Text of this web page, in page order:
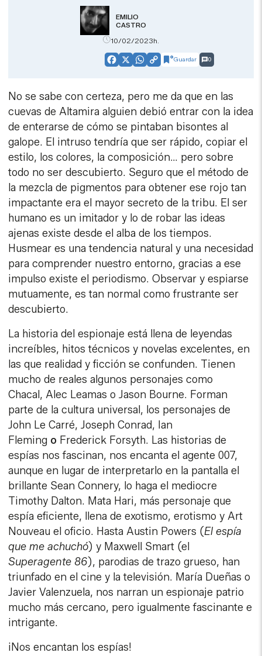
EMILIO
CASTRO
10/02/2023h.
Facebook
X WhatsApp
CopyGuardar 0
No se sabe con certeza, pero me da que en las
cuevas de Altamira alguien debió entrar con la idea
de enterarse de cómo se pintaban bisontes al
galope. El intruso tendría que ser rápido, copiar el
estilo, los colores, la composición… pero sobre
todo no ser descubierto. Seguro que el método de
la mezcla de pigmentos para obtener ese rojo tan
impactante era el mayor secreto de la tribu. El ser
humano es un imitador y lo de robar las ideas
ajenas existe desde el alba de los tiempos.
Husmear es una tendencia natural y una necesidad
para comprender nuestro entorno, gracias a ese
impulso existe el periodismo. Observar y espiarse
mutuamente, es tan normal como frustrante ser
descubierto.
La historia del espionaje está llena de leyendas
increíbles, hitos técnicos y novelas excelentes, en
las que realidad y ficción se confunden. Tienen
mucho de reales algunos personajes como
Chacal, Alec Leamas o Jason Bourne. Forman
parte de la cultura universal, los personajes de
John Le Carré, Joseph Conrad, Ian
Fleming o Frederick Forsyth. Las historias de
espías nos fascinan, nos encanta el agente 007,
aunque en lugar de interpretarlo en la pantalla el
brillante Sean Connery, lo haga el mediocre
Timothy Dalton. Mata Hari, más personaje que
espía eficiente, llena de exotismo, erotismo y Art
Nouveau el oficio. Hasta Austin Powers (El espía
que me achuchó) y Maxwell Smart (el
Superagente 86), parodias de trazo grueso, han
triunfado en el cine y la televisión. María Dueñas o
Javier Valenzuela, nos narran un espionaje patrio
mucho más cercano, pero igualmente fascinante e
intrigante.
¡Nos encantan los espías!